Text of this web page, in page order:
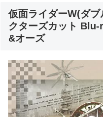
仮面ライダーW(ダ
クターズカット
&オーズ